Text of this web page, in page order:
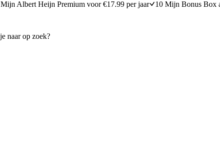
Mijn Albert Heijn Premium voor €17.99 per jaar 10 Mijn Bonus Box